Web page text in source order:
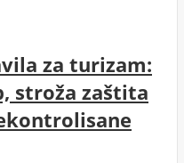
za turizam:
stroža zaštita